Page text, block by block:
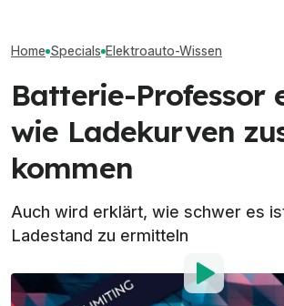
Home Specials Elektroauto-Wissen
Batterie-Professor
wie Ladekurven
kommen
Auch wird erklärt, wie schwer es
Ladestand zu ermitteln